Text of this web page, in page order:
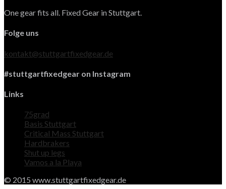
One gear fits all. Fixed Gear in Stuttgart.
Folge uns
kontakt@stuttgartfixedgear.de
#stuttgartfixedgear on Instagram
Links
75grad
Basis Stuttgart
Critical Mass Stuttgart
Hardbrakers
Shut up legs
Vamos a la Playa
© 2015 www.stuttgartfixedgear.de